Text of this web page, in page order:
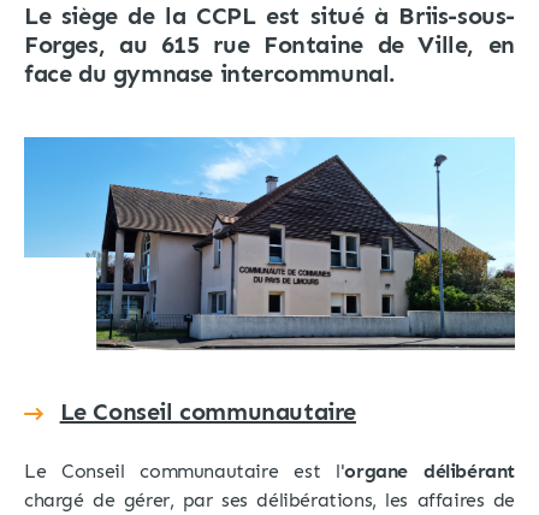
Le siège de la CCPL est situé à Briis-sous-
Forges, au 615 rue Fontaine de Ville, en
face du gymnase intercommunal.
Le Conseil communautaire
Le Conseil communautaire est l'organe délibérant
chargé de gérer, par ses délibérations, les affaires de